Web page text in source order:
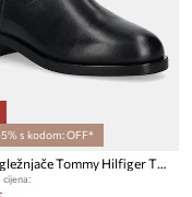
s kodom: OFF*
Kožne gležnjače Tommy Hilfiger TH BUCKLE RIDING LEATHER BOOTIE